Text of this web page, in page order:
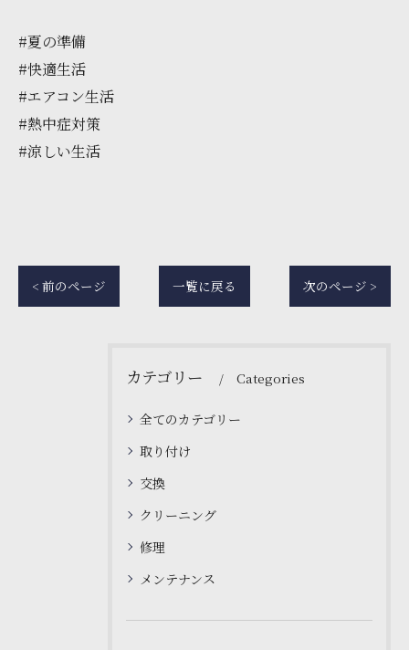
#夏の準備
#快適生活
#エアコン生活
#熱中症対策
#涼しい生活
< 前のページ 一覧に戻る 次のページ >
カテゴリー Categories
全てのカテゴリー
取り付け
交換
クリーニング
修理
メンテナンス